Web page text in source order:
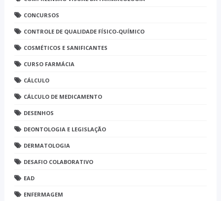
CONCURSOS
CONTROLE DE QUALIDADE FÍSICO-QUÍMICO
COSMÉTICOS E SANIFICANTES
CURSO FARMÁCIA
CÁLCULO
CÁLCULO DE MEDICAMENTO
DESENHOS
DEONTOLOGIA E LEGISLAÇÃO
DERMATOLOGIA
DESAFIO COLABORATIVO
EAD
ENFERMAGEM